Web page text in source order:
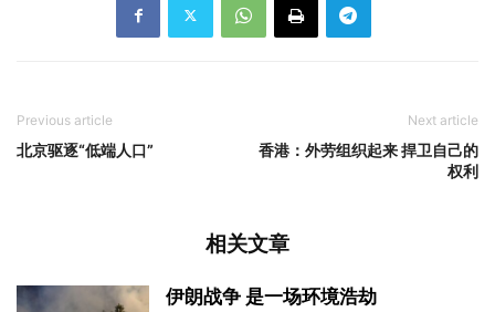
Previous article
北京驱逐“低端人口”
Next article
香港：外劳组织起来 捍卫自己的
权利
相关文章
伊朗战争 是一场环境浩劫